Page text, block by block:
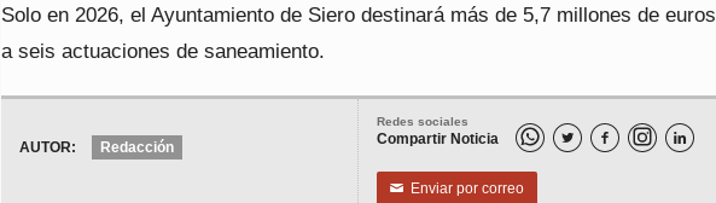
Solo en 2026, el Ayuntamiento de Siero destinará más de 5,7 millones de euros
a seis actuaciones de saneamiento.
Redes sociales
Compartir Noticia   
✉ Enviar por correo
AUTOR: Redacción